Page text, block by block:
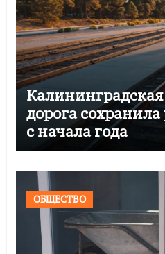
дорога сохранила
с начала года
ОБЩЕСТВО